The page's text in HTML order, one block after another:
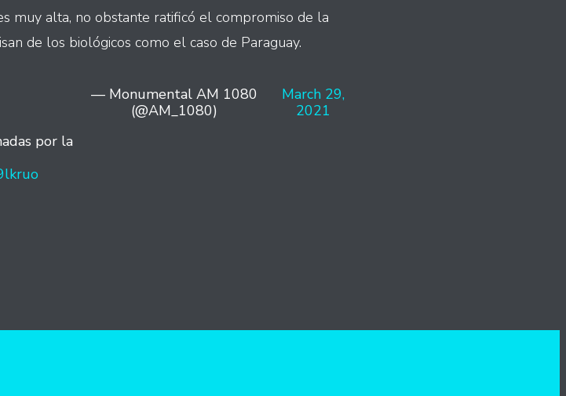
muy alta, no obstante ratificó el compromiso de la
de los biológicos como el caso de Paraguay.
por la
— Monumental AM 1080
(@AM_1080)
March 29,
2021